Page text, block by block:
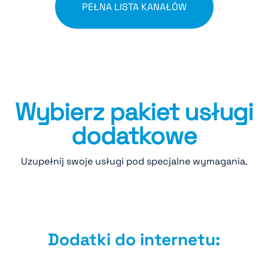
PEŁNA LISTA KANAŁÓW
Wybierz pakiet usługi
dodatkowe
Uzupełnij swoje usługi pod specjalne wymagania.
Dodatki do internetu: